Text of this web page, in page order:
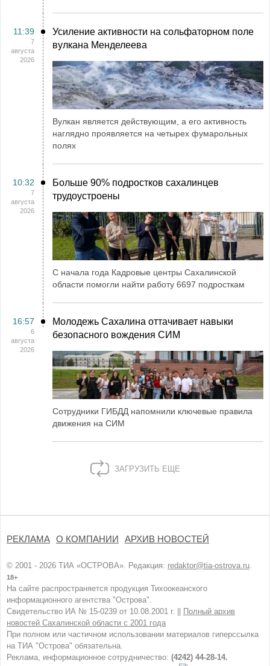
11:39
7
августа
2026
Усиление активности на сольфаторном поле
вулкана Менделеева
Вулкан является действующим, а его активность
наглядно проявляется на четырех фумарольных
полях
10:32
7
августа
2026
Больше 90% подростков сахалинцев
трудоустроены
С начала года Кадровые центры Сахалинской
области помогли найти работу 6697 подросткам
16:57
6
августа
2026
Молодежь Сахалина оттачивает навыки
безопасного вождения СИМ
Сотрудники ГИБДД напомнили ключевые правила
движения на СИМ
ЗАГРУЗИТЬ ЕЩЕ
РЕКЛАМА О КОМПАНИИ АРХИВ НОВОСТЕЙ
© 2001 - 2026 ТИА «ОСТРОВА». Редакция: redaktor@tia-ostrova.ru.
18+
На сайте распространяется продукция Тихоокеанского
информационного агентства "Острова".
Свидетельство ИА № 15-0239 от 10.08.2001 г. ||
Полный архив
новостей Сахалинской области с 2001 года
При полном или частичном использовании материалов гиперссылка
на ТИА "Острова" обязательна.
Реклама, информационное сотрудничество: (4242) 44-28-14.